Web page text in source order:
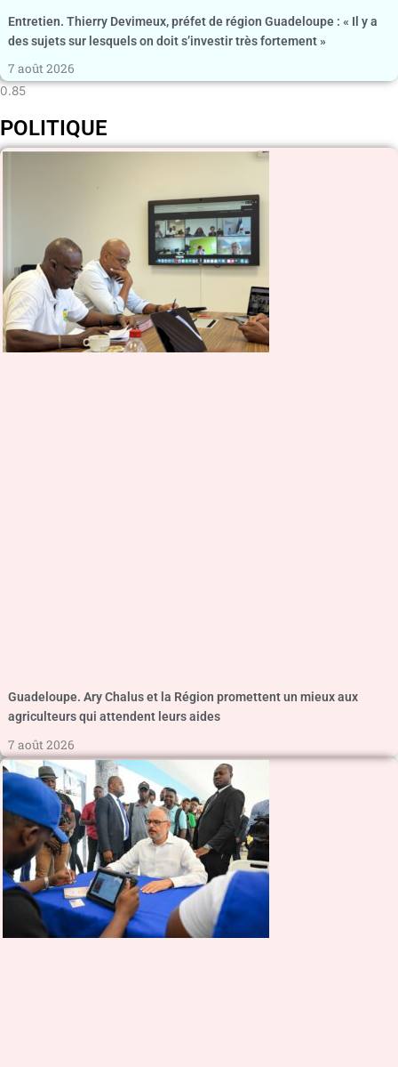
Entretien. Thierry Devimeux, préfet de région Guadeloupe : « Il y a
des sujets sur lesquels on doit s’investir très fortement »
7 août 2026
POLITIQUE
Guadeloupe. Ary Chalus et la Région promettent un mieux aux
agriculteurs qui attendent leurs aides
7 août 2026